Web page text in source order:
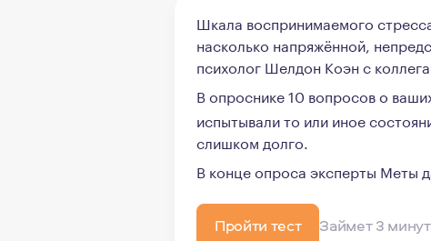
Шкала воспринимаемого
насколько напряжённой,
психолог Шелдон Коэн с
В опроснике 10 вопросов о
испытывали то или иное
слишком долго.
В конце опроса эксперты Меты
Пройти тест Займет 3